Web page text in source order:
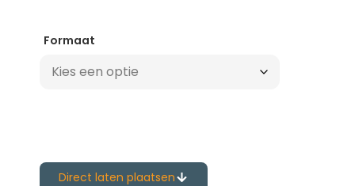
Formaat
Direct laten plaatsen